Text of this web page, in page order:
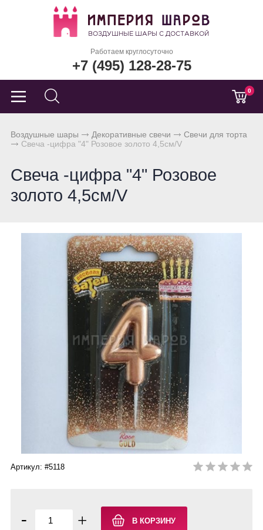
Работаем круглосуточно
+7 (495) 128-28-75
0
Воздушные шары Декоративные свечи
Свечи для торта
Свеча -цифра "4" Розовое золото 4,5см/V
Свеча -цифра "4" Розовое
золото 4,5см/V
Артикул: #5118
- +